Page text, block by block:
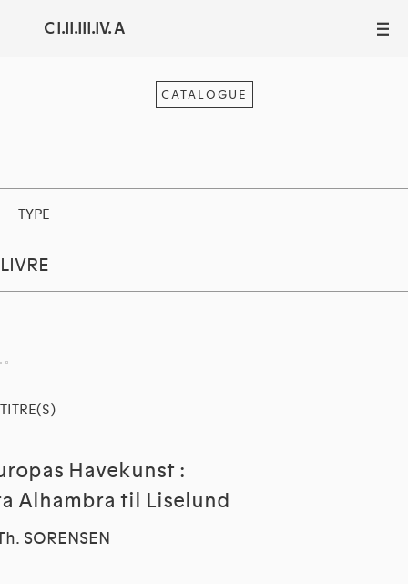
C I.II.III.IV. A III
CATALOGUE
TYPE
LIVRE
TITRE(S)
Havekunst :
Alhambra til Liselund
SORENSEN